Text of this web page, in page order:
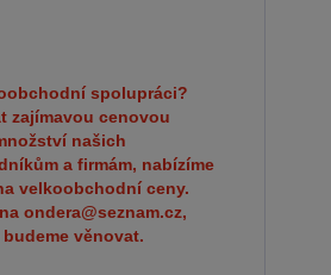
spolupráci?
zajímavou cenovou
našich
a firmám, nabízíme
velkoobchodní ceny.
ondera@seznam.cz,
věnovat.